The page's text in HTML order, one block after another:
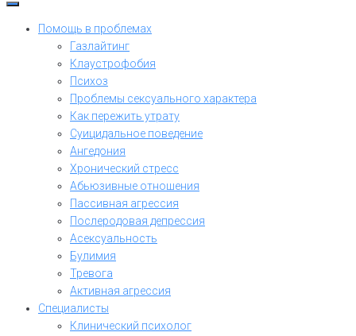
Помощь в проблемах
Газлайтинг
Клаустрофобия
Психоз
Проблемы сексуального характера
Как пережить утрату
Суицидальное поведение
Ангедония
Хронический стресс
Абьюзивные отношения
Пассивная агрессия
Послеродовая депрессия
Асексуальность
Булимия
Тревога
Активная агрессия
Специалисты
Клинический психолог